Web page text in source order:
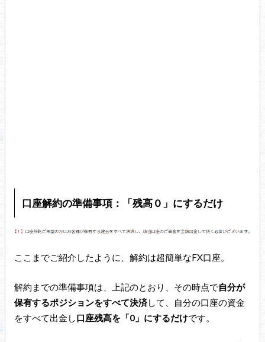
口座解約の準備事項：「残高０」にするだけ
ここまでご紹介したように、解約は超簡単なFX口座。
解約までの準備事項は、上記のとおり、その時点で自分が
保有するポジションをすべて決済して、自分の口座の資金
をすべて出金し口座残高を「0」にするだけです。